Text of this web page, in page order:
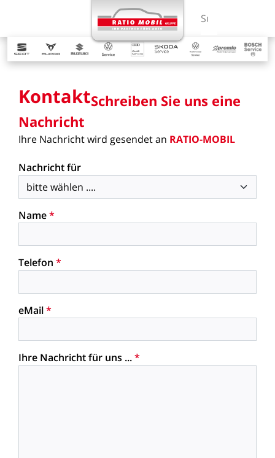
Suchbegriff
KontaktSchreiben Sie uns eine
Nachricht
Ihre Nachrichtwird gesendetan RATIO-MOBIL
Nachricht für
Name*
Telefon *
eMail*
Ihre Nachricht für uns ...*